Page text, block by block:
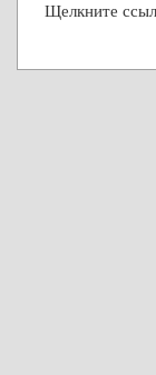
Щелкните